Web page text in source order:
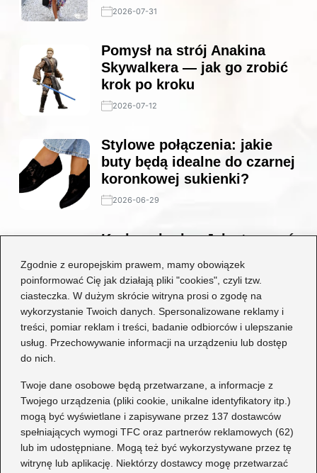
Zgodnie z europejskim prawem, mamy obowiązek
poinformować Cię jak działają pliki "cookies", czyli tzw.
ciasteczka. W dużym skrócie witryna prosi o zgodę na
wykorzystanie Twoich danych. Spersonalizowane reklamy i
treści, pomiar reklam i treści, badanie odbiorców i ulepszanie
usług. Przechowywanie informacji na urządzeniu lub dostęp
do nich.
Twoje dane osobowe będą przetwarzane, a informacje z
Twojego urządzenia (pliki cookie, unikalne identyfikatory itp.)
mogą być wyświetlane i zapisywane przez 137 dostawców
spełniających wymogi TFC oraz partnerów reklamowych (62)
lub im udostępniane. Mogą też być wykorzystywane przez tę
witrynę lub aplikację. Niektórzy dostawcy mogę przetwarzać
2026-07-31
Pomysł na strój Anakina
Skywalkera — jak go zrobić
krok po kroku
2026-07-12
Stylowe połączenia: jakie
buty będą idealne do czarnej
koronkowej sukienki?
2026-06-29
Krok po kroku: Jak stworzyć
wiedźmina dla każdego fana
fantasy
2026-06-29
Kategorie
Dziecko(17)
Moda(65)
Obuwie(75)
Odzież(7)
Porady(74)